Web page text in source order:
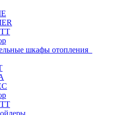
шкафы отопления